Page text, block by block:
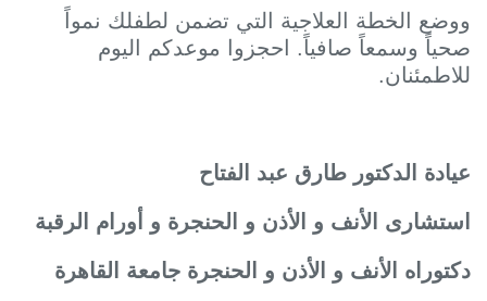
الخطة العلاجية التي تضمن لطفلك نمواً
وسمعاً صافياً. احجزوا موعدكم اليوم
الدكتور طارق عبد الفتاح
الأنف و الأذن و الحنجرة و أورام الرقبة
الأنف و الأذن و الحنجرة جامعة القاهرة